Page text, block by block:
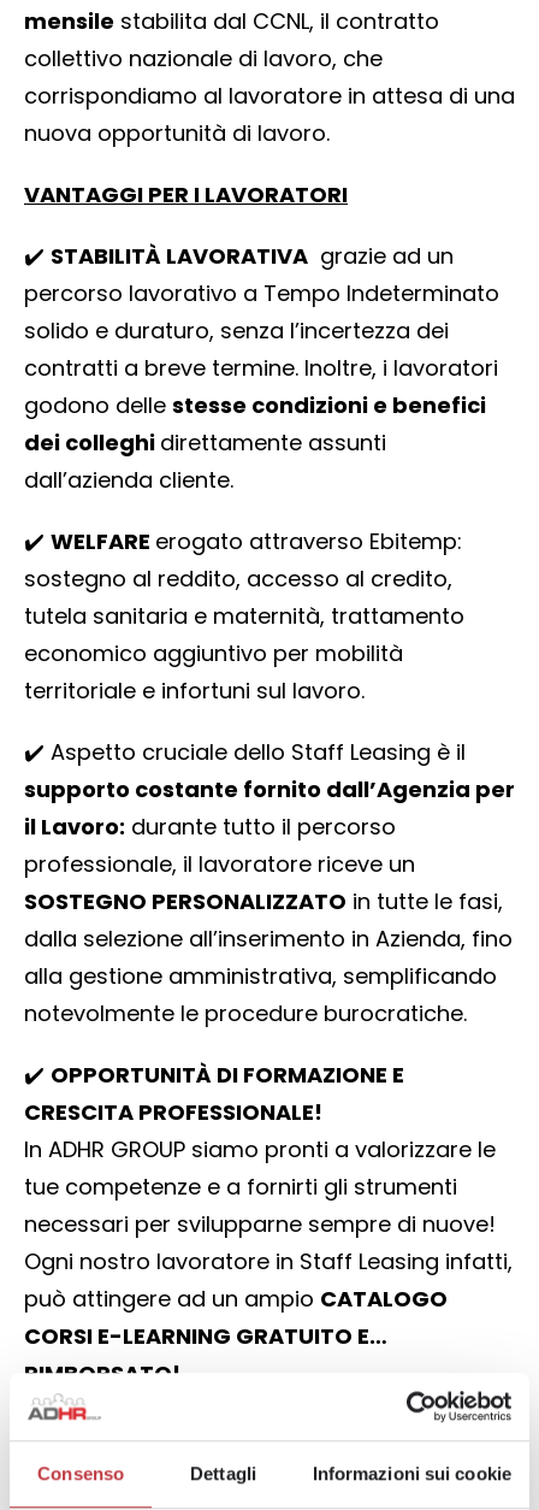
Consenso Dettagli Informazioni sui cookie
mensile stabilita dal CCNL, il contratto
collettivo nazionale di lavoro, che
corrispondiamo al lavoratore in attesa di una
nuova opportunità di lavoro.
VANTAGGI PER I LAVORATORI
✔️​ STABILITÀ LAVORATIVA grazie ad un
percorso lavorativo a Tempo Indeterminato
solido e duraturo, senza l’incertezza dei
contratti a breve termine. Inoltre, i lavoratori
godono delle stesse condizioni e benefici
dei colleghi direttamente assunti
dall’azienda cliente.
✔️​ WELFARE erogato attraverso Ebitemp:
sostegno al reddito, accesso al credito,
tutela sanitaria e maternità, trattamento
economico aggiuntivo per mobilità
territoriale e infortuni sul lavoro.
✔️​ Aspetto cruciale dello Staff Leasing è il
supporto costante fornito dall’Agenzia per
il Lavoro: durante tutto il percorso
professionale, il lavoratore riceve un
SOSTEGNO PERSONALIZZATO in tutte le fasi,
dalla selezione all’inserimento in Azienda, fino
alla gestione amministrativa, semplificando
notevolmente le procedure burocratiche.
✔️ OPPORTUNITÀ DI FORMAZIONE E
CRESCITA PROFESSIONALE!
In ADHR GROUP siamo pronti a valorizzare le
tue competenze e a fornirti gli strumenti
necessari per svilupparne sempre di nuove!
Ogni nostro lavoratore in Staff Leasing infatti,
può attingere ad un ampio CATALOGO
CORSI E-LEARNING GRATUITO E…
RIMBORSATO!
🔴 Proprio così! Per ogni CORSO E-LEARNING
portato a termine riceverai unBONUS IN